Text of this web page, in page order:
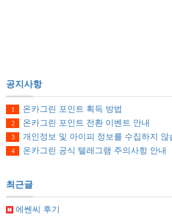
공지사항
1
온카그린 포인트 획득 방법
2 온카그린 포인트 전환 이벤트 안내
3
개인정보 및 아이피 정보를 수집하지 않
4 온카그린 공식 텔레그램 주의사항 안내
최근글
에쎈씨 후기